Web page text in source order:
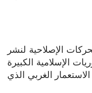
الإصلاحية لنشر
الإسلامية الكبيرة
الغربي الذي